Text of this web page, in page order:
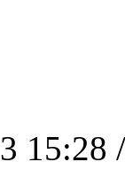
15:28